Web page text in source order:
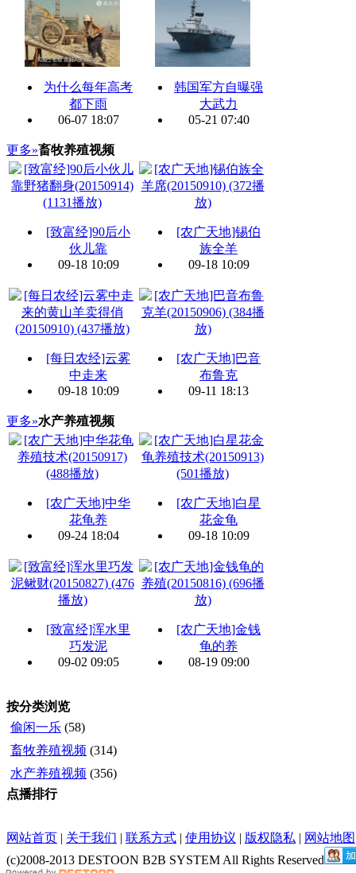
为什么每年高考
都下雨
06-07 18:07
韩国军方自曝强
大武力
05-21 07:40
更多»畜牧养殖视频
[致富经]90后小
伙儿靠
09-18 10:09
[农广天地]锡伯
族全羊
09-18 10:09
[每日农经]云雾
中走来
09-18 10:09
[农广天地]巴音
布鲁克
09-11 18:13
更多»水产养殖视频
[农广天地]中华
花龟养
09-24 18:04
[农广天地]白星
花金龟
09-18 10:09
[致富经]浑水里
巧发泥
09-02 09:05
[农广天地]金钱
龟的养
08-19 09:00
按分类浏览
偷闲一乐 (58)
畜牧养殖视频 (314)
水产养殖视频 (356)
点播排行
网站首页 | 关于我们 | 联系方式 | 使用协议 | 版权隐私 | 网站地图
(c)2008-2013 DESTOON B2B SYSTEM All Rights Reserved